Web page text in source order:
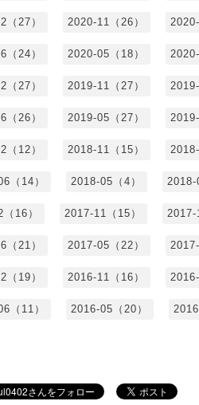
（27） 2020-11（26）
（24） 2020-05（18）
（27） 2019-11（27）
（26） 2019-05（27）
（12） 2018-11（15）
（14） 2018-05（4） 2018-
16） 2017-11（15） 2017-
（21） 2017-05（22）
（19） 2016-11（16）
（11） 2016-05（20）